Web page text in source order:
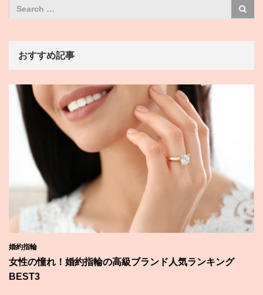
おすすめ記事
婚約指輪
女性の憧れ！婚約指輪の高級ブランド人気ランキング
BEST3